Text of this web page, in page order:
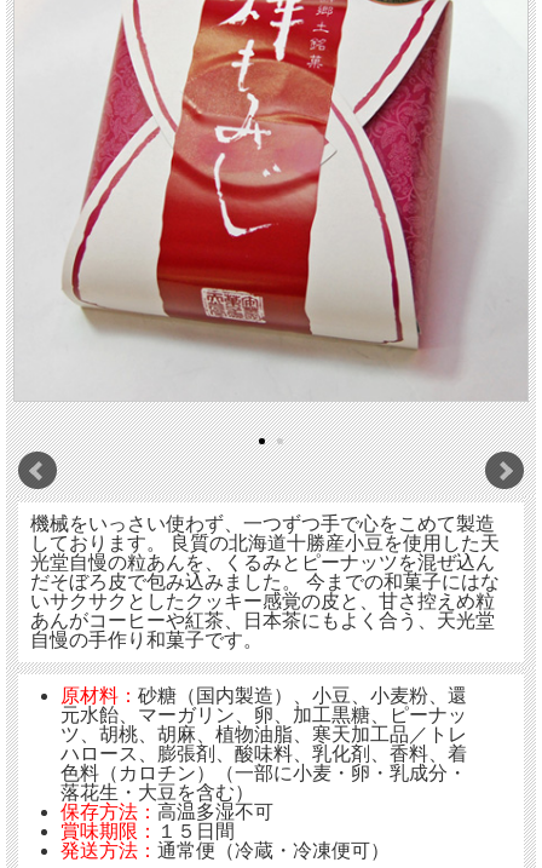
機械をいっさい使わず、一つずつ手で心をこめて製造
しております。 良質の北海道十勝産小豆を使用した天
光堂自慢の粒あんを、くるみとピーナッツを混ぜ込ん
だそぼろ皮で包み込みました。 今までの和菓子にはな
いサクサクとしたクッキー感覚の皮と、甘さ控えめ粒
あんがコーヒーや紅茶、日本茶にもよく合う、天光堂
自慢の手作り和菓子です。
原材料： 砂糖（国内製造）、小豆、小麦粉、還
元水飴、マーガリン、卵、加工黒糖、ピーナッ
ツ、胡桃、胡麻、植物油脂、寒天加工品／トレ
ハロース、膨張剤、酸味料、乳化剤、香料、着
色料（カロチン）（一部に小麦・卵・乳成分・
落花生・大豆を含む）
保存方法： 高温多湿不可
賞味期限：
１５日間
発送方法： 通常便（冷蔵・冷凍便可）